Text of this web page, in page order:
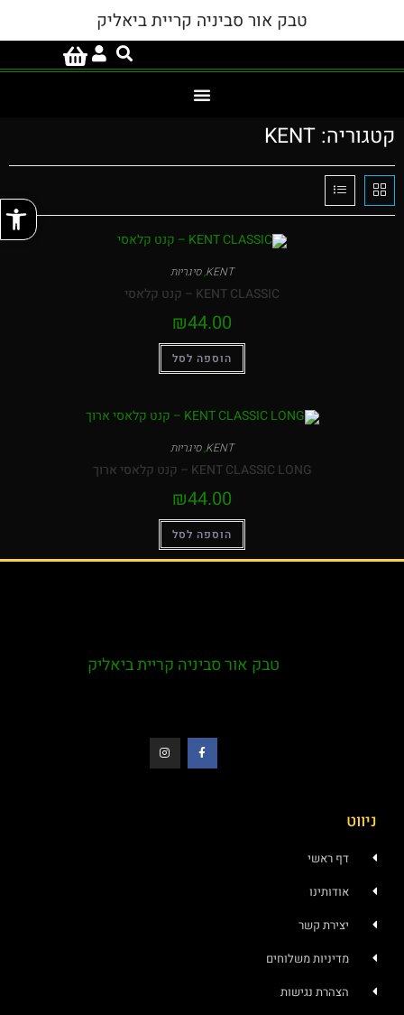
טבק אור סביניה קריית ביאליק
קטגוריה: KENT
KENT
,סיגריות
KENT CLASSIC – קנט קלאסי
₪44.00
הוספה לסל
KENT
,סיגריות
KENT CLASSIC LONG – קנט קלאסי ארוך
₪44.00
הוספה לסל
טבק אור סביניה קריית ביאליק
ניווט
דף ראשי
אודותינו
יצירת קשר
מדיניות משלוחים
הצהרת נגישות